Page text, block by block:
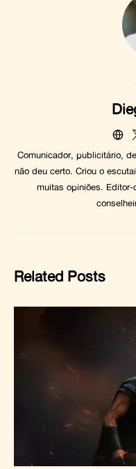
Comunicador, publicitário,
não deu certo. Criou o
muitas opiniões.
Related Posts